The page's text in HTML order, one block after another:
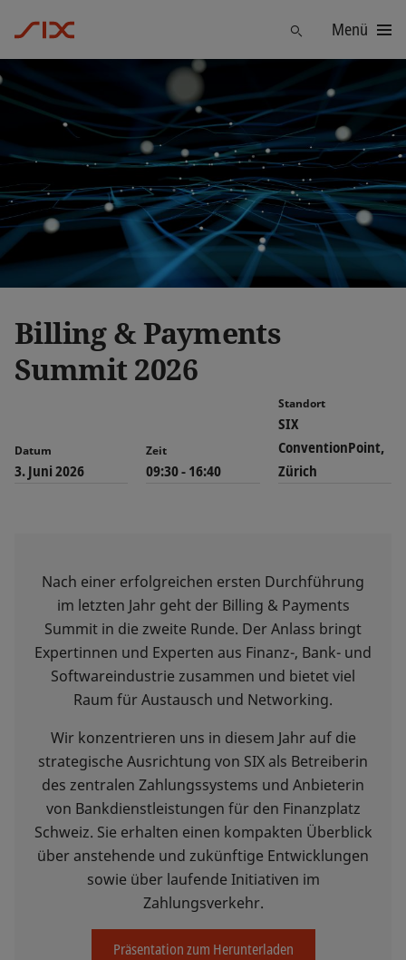
FindenMenü
Billing & Payments
Summit 2026
Datum
3. Juni 2026
Zeit
09:30 - 16:40
Standort
SIX
ConventionPoint,
Zürich
Nach einer erfolgreichen ersten Durchführung
im letzten Jahr geht der Billing & Payments
Summit in die zweite Runde. Der Anlass bringt
Expertinnen und Experten aus Finanz-, Bank- und
Softwareindustrie zusammen und bietet viel
Raum für Austausch und Networking.
Wir konzentrieren uns in diesem Jahr auf die
strategische Ausrichtung von SIX als Betreiberin
des zentralen Zahlungssystems und Anbieterin
von Bankdienstleistungen für den Finanzplatz
Schweiz. Sie erhalten einen kompakten Überblick
über anstehende und zukünftige Entwicklungen
sowie über laufende Initiativen im
Zahlungsverkehr.
Präsentation zum Herunterladen